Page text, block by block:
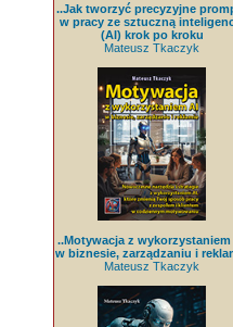
..Jak tworzyć precyzyjne
w pracy ze sztuczną
(AI) krok po kroku
Mateusz Tkaczyk
..Motywacja z wykorzystaniem
w biznesie, zarządzaniu i
Mateusz Tkaczyk